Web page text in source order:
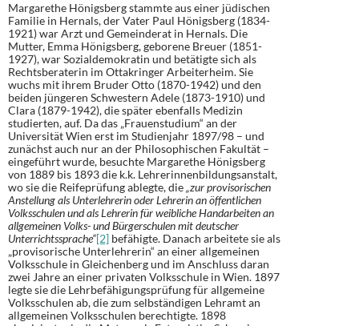
Margarethe Hönigsberg stammte aus einer jüdischen
Familie in Hernals, der Vater Paul Hönigsberg (1834-
1921) war Arzt und Gemeinderat in Hernals. Die
Mutter, Emma Hönigsberg, geborene Breuer (1851-
1927), war Sozialdemokratin und betätigte sich als
Rechtsberaterin im Ottakringer Arbeiterheim. Sie
wuchs mit ihrem Bruder Otto (1870-1942) und den
beiden jüngeren Schwestern Adele (1873-1910) und
Clara (1879-1942), die später ebenfalls Medizin
studierten, auf. Da das „Frauenstudium“ an der
Universität Wien erst im Studienjahr 1897/98 – und
zunächst auch nur an der Philosophischen Fakultät –
eingeführt wurde, besuchte Margarethe Hönigsberg
von 1889 bis 1893 die k.k. Lehrerinnenbildungsanstalt,
wo sie die Reifeprüfung ablegte, die„zur provisorischen
Anstellung als Unterlehrerin oder Lehrerin an öffentlichen
Volksschulen und als Lehrerin für weibliche Handarbeiten an
allgemeinen Volks- und Bürgerschulen mit deutscher
Unterrichtssprache“[2] befähigte. Danach arbeitete sie als
„provisorische Unterlehrerin“ an einer allgemeinen
Volksschule in Gleichenberg und im Anschluss daran
zwei Jahre an einer privaten Volksschule in Wien. 1897
legte sie die Lehrbefähigungsprüfung für allgemeine
Volksschulen ab, die zum selbständigen Lehramt an
allgemeinen Volksschulen berechtigte. 1898